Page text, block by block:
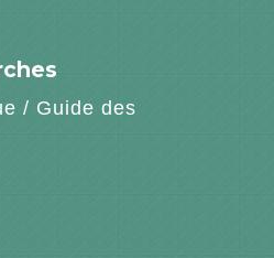
/ Guide des